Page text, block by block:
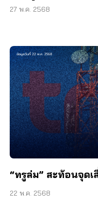
27 พ.ค. 2568
“ทรูล่ม” สะท้อนจุดเ
22 พ.ค. 2568